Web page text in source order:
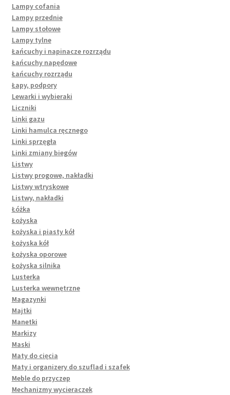
Lampy cofania
Lampy przednie
Lampy stołowe
Lampy tylne
Łańcuchy i napinacze rozrządu
Łańcuchy napędowe
Łańcuchy rozrządu
Łapy, podpory
Lewarki i wybieraki
Liczniki
Linki gazu
Linki hamulca ręcznego
Linki sprzęgła
Linki zmiany biegów
Listwy
Listwy progowe, nakładki
Listwy wtryskowe
Listwy, nakładki
Łóżka
Łożyska
Łożyska i piasty kół
Łożyska kół
Łożyska oporowe
Łożyska silnika
Lusterka
Lusterka wewnętrzne
Magazynki
Majtki
Manetki
Markizy
Maski
Maty do cięcia
Maty i organizery do szuflad i szafek
Meble do przyczep
Mechanizmy wycieraczek